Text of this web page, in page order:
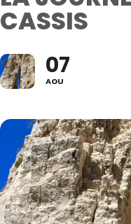
CASSIS
07
AOU